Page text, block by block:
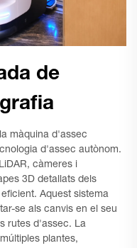
de
màquina d'assec
d'assec autònom.
càmeres i
3D detallats dels
Aquest sistema
se als canvis en el seu
rutes d'assec. La
plantes,